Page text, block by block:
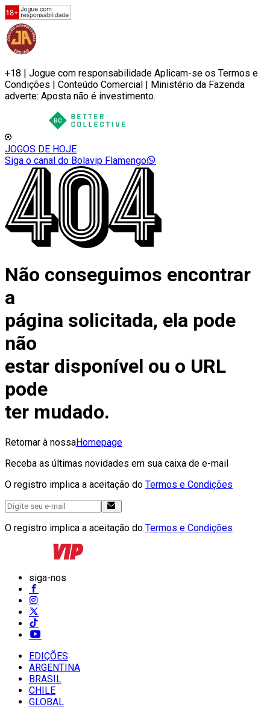
+18 | Jogue com responsabilidade Aplicam-se os Termos e
Condições | Conteúdo Comercial | Ministério da Fazenda
adverte: Aposta não é investimento.
JOGOS DE HOJE
Siga o canal do Bolavip Flamengo
Não conseguimos encontrar
a
página solicitada, ela pode
não
estar disponível ou o URL
pode
ter mudado.
Retornar à nossaHomepage
Receba as últimas novidades em sua caixa de e-mail
O registro implica a aceitação do Termos e Condições
O registro implica a aceitação do Termos e Condições
siga-nos
EDIÇÕES
ARGENTINA
BRASIL
CHILE
GLOBAL